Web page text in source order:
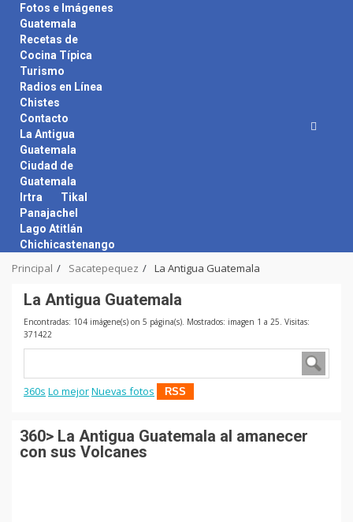
content
Fotos e Imágenes
Guatemala
Recetas de
Cocina Típica
Turismo
Radios en Línea
Chistes
Contacto
La Antigua
Guatemala
Ciudad de
Guatemala
Irtra
Tikal
Panajachel
Lago Atitlán
Chichicastenango
Principal Sacatepequez La Antigua Guatemala
La Antigua Guatemala
Encontradas: 104 imágene(s) on 5 página(s). Mostrados: imagen 1 a 25. Visitas:
371422
360s Lo mejorNuevas fotos RSS
360> La Antigua Guatemala al amanecer
con sus Volcanes